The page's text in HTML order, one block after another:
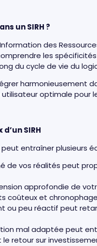
un SIRH ?
des
les
du cycle de vie du
optimale pour
SIRH
entraîner plusieurs
de vos réalités peut
approfondie de
coûteux et
ou peu réactif peut
mal adaptée peut
retour sur